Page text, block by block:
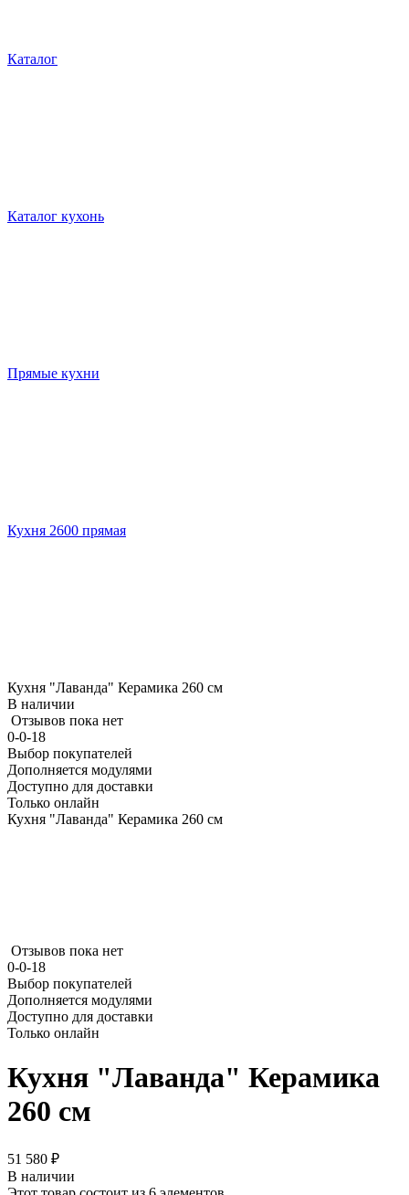
Каталог
Каталог кухонь
Прямые кухни
Кухня 2600 прямая
Кухня "Лаванда" Керамика 260 см
В наличии
Отзывов пока нет
0-0-18
Выбор покупателей
Дополняется модулями
Доступно для доставки
Только онлайн
Кухня "Лаванда" Керамика 260 см
Отзывов пока нет
0-0-18
Выбор покупателей
Дополняется модулями
Доступно для доставки
Только онлайн
Кухня "Лаванда" Керамика
260 см
51 580 ₽
В наличии